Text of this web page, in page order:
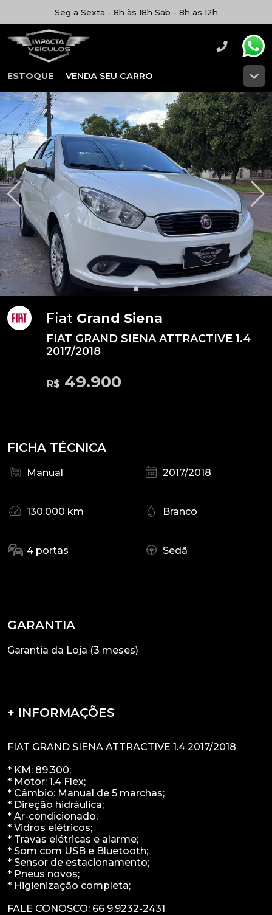
Seg a Sexta - 8h às 18h Sab - 8h as 12h
ESTOQUE VENDA SEU CARRO
Fiat Grand Siena
FIAT GRAND SIENA ATTRACTIVE 1.4
2017/2018
R$ 49.900
FICHA TÉCNICA
Manual 2017/2018
130.000 km Branco
4 portas Sedã
GARANTIA
Garantia da Loja (3 meses)
+ INFORMAÇÕES
FIAT GRAND SIENA ATTRACTIVE 1.4 2017/2018
* KM: 89.300;
* Motor: 1.4 Flex;
* Câmbio: Manual de 5 marchas;
* Direção hidráulica;
* Ar-condicionado;
* Vidros elétricos;
* Travas elétricas e alarme;
* Som com USB e Bluetooth;
* Sensor de estacionamento;
* Pneus novos;
* Higienização completa;
FALE CONOSCO: 66 9.9232-2431